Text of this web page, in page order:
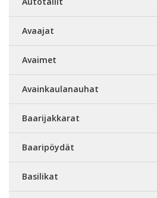
Avaajat
Avaimet
Avainkaulanauhat
Baarijakkarat
Baaripöydät
Basilikat